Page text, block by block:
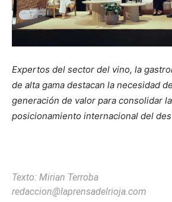
Expertos del sector del vino, la
de alta gama destacan la necesidad
generación de valor para consolidar
posicionamiento internacional del
Texto: Mirian Terroba
redaccion@laprensadelrioja.com